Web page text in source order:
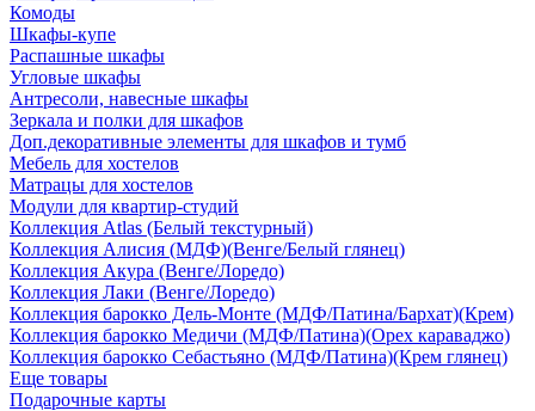
Комоды
Шкафы-купе
Распашные шкафы
Угловые шкафы
Антресоли, навесные шкафы
Зеркала и полки для шкафов
Доп.декоративные элементы для шкафов и тумб
Мебель для хостелов
Матрацы для хостелов
Модули для квартир-студий
Коллекция Atlas (Белый текстурный)
Коллекция Алисия (МДФ)(Венге/Белый глянец)
Коллекция Акура (Венге/Лоредо)
Коллекция Лаки (Венге/Лоредо)
Коллекция барокко Дель-Монте (МДФ/Патина/Бархат)(Крем)
Коллекция барокко Медичи (МДФ/Патина)(Орех караваджо)
Коллекция барокко Себастьяно (МДФ/Патина)(Крем глянец)
Еще товары
Подарочные карты